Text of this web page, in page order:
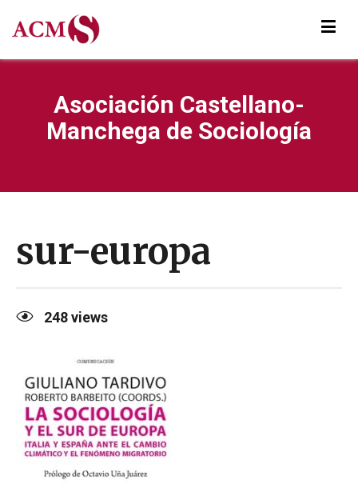
Asociación Castellano-
Manchega de Sociología
sur-europa
248views